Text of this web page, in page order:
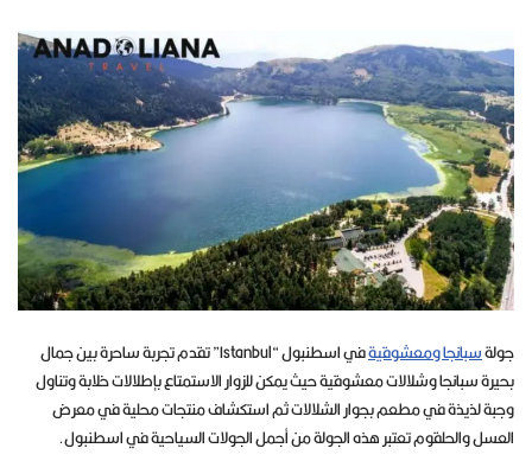
جولةسبانجا ومعشوقية
في اسطنبول “Istanbul” تقدم تجربة ساحرة بين جمال
بحيرة سبانجا وشلالات معشوقية حيث يمكن للزوار الاستمتاع بإطلالات خلابة وتناول
وجبة لذيذة في مطعم بجوار الشلالات ثم استكشاف منتجات محلية في معرض
العسل والحلقوم تعتبر هذه الجولة من أجمل الجولات السياحية في اسطنبول.